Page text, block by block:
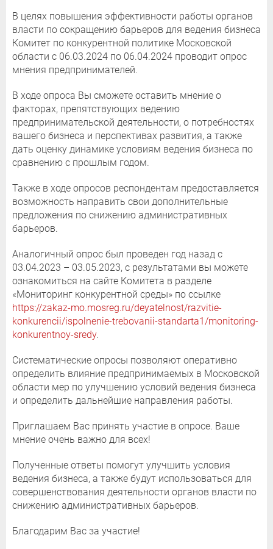
В целях повышения эффективности работы органов
власти по сокращению барьеров для ведения бизнеса
Комитет по конкурентной политике Московской
области с 06.03.2024 по 06.04.2024 проводит опрос
мнения предпринимателей.
В ходе опроса Вы сможете оставить мнение о
факторах, препятствующих ведению
предпринимательской деятельности, о потребностях
вашего бизнеса и перспективах развития, а также
дать оценку динамике условиям ведения бизнеса по
сравнению с прошлым годом.
Также в ходе опросов респондентам предоставляется
возможность направить свои дополнительные
предложения по снижению административных
барьеров.
Аналогичный опрос был проведен год назад с
03.04.2023 – 03.05.2023, с результатами вы можете
ознакомиться на сайте Комитета в разделе
«Мониторинг конкурентной среды» по ссылке
https://zakaz-mo.mosreg.ru/deyatelnost/razvitie-
konkurencii/ispolnenie-trebovanii-standarta1/monitoring-
konkurentnoy-sredy.
Систематические опросы позволяют оперативно
определить влияние предпринимаемых в Московской
области мер по улучшению условий ведения бизнеса
и определить дальнейшие направления работы.
Приглашаем Вас принять участие в опросе. Ваше
мнение очень важно для всех!
Полученные ответы помогут улучшить условия
ведения бизнеса, а также будут использоваться для
совершенствования деятельности органов власти по
снижению административных барьеров.
Благодарим Вас за участие!